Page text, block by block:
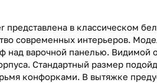
представлена в классическом
современных интерьеров.
над варочной панелью. Видимой
Стандартный размер
конфорками. В вытяжке